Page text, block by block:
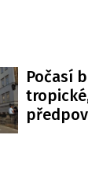
Počasí